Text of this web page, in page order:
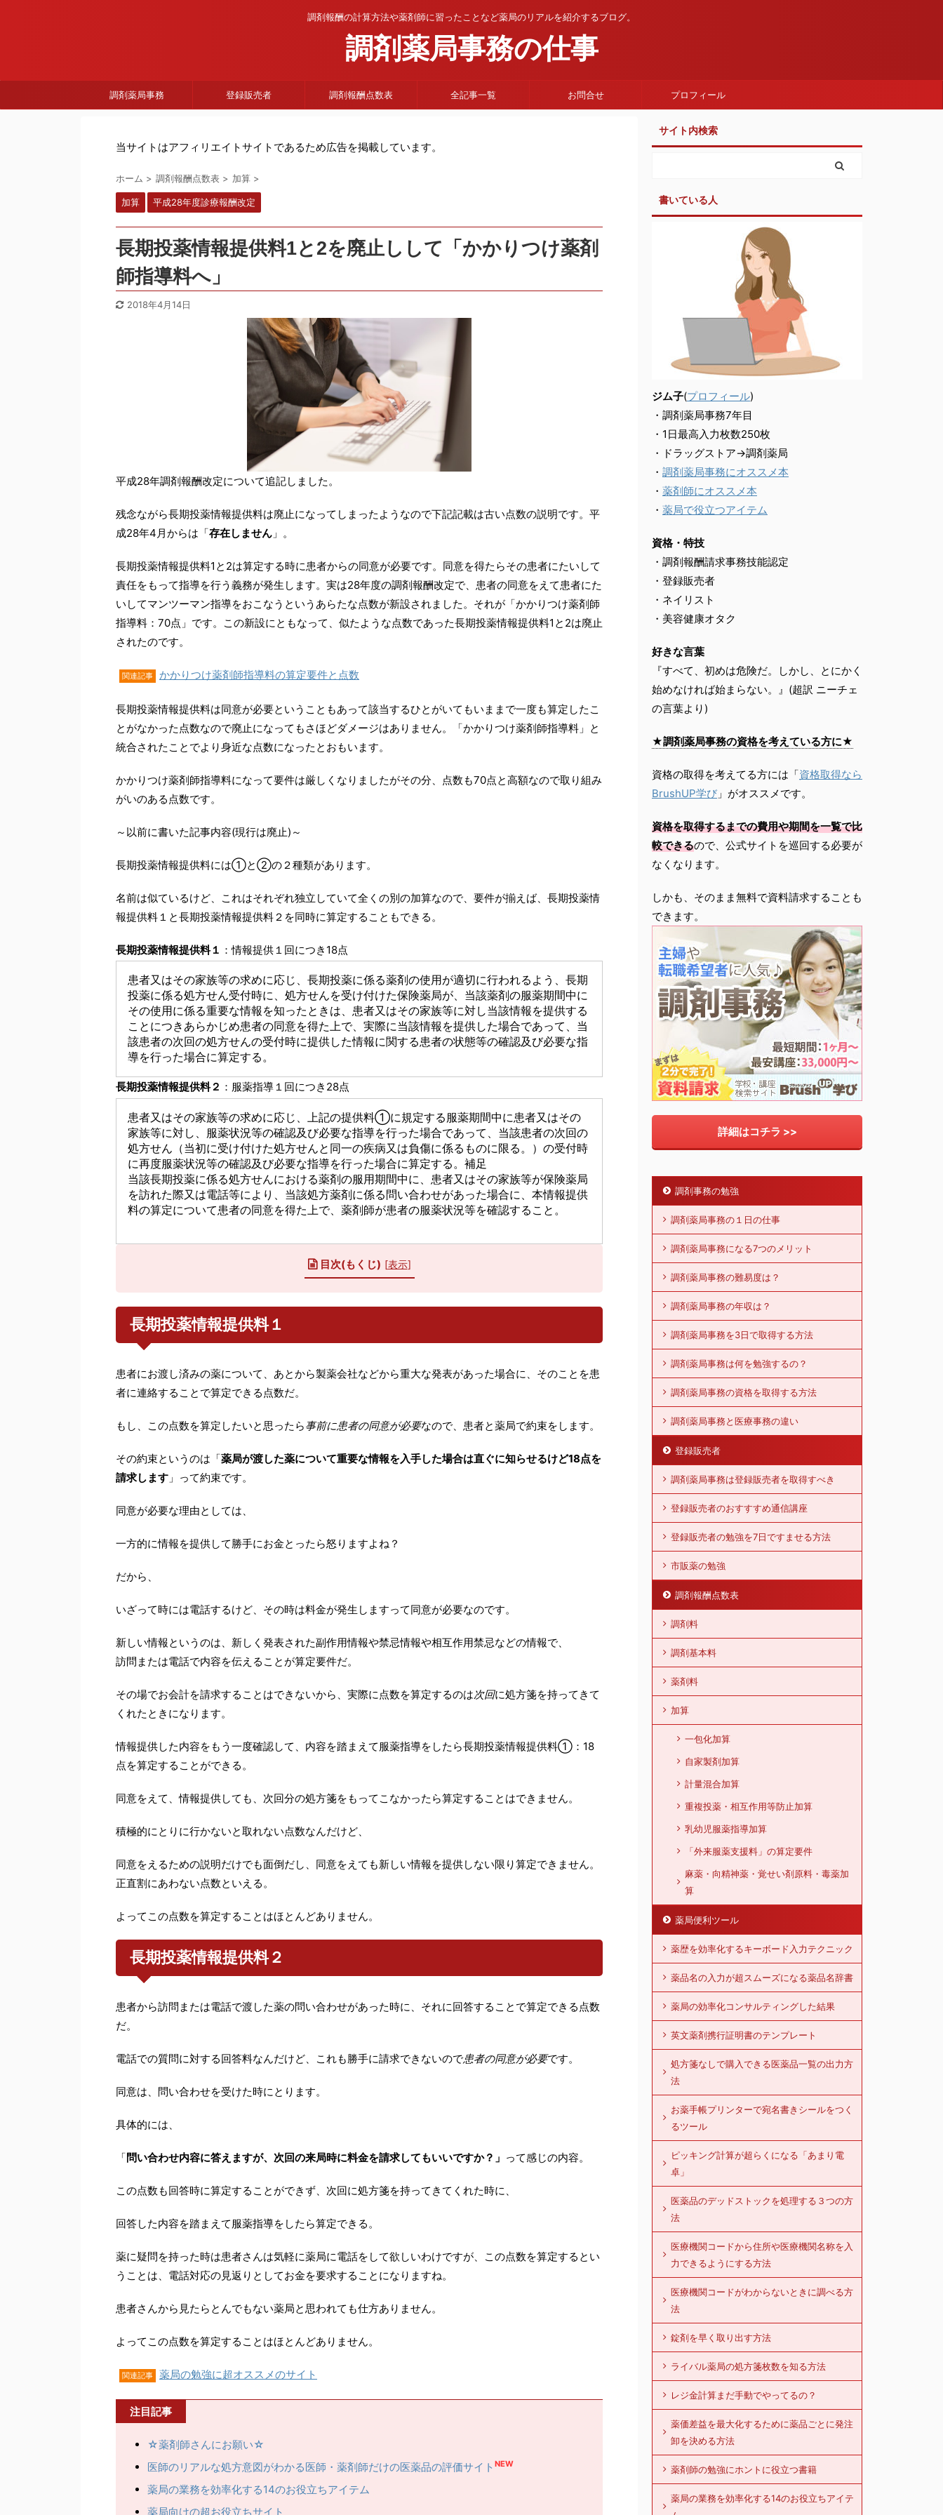
調剤報酬の計算方法や薬剤師に習ったことなど薬局のリアルを紹介するブログ。
調剤薬局事務の仕事
調剤薬局事務 登録販売者 調剤報酬点数表 全記事一覧 お問合せ プロフィール
当サイトはアフィリエイトサイトであるため広告を掲載しています。
ホーム > 調剤報酬点数表 > 加算 >
加算 平成28年度診療報酬改定
長期投薬情報提供料1と2を廃止しして「かかりつけ薬剤
師指導料へ」
2018年4月14日
平成28年調剤報酬改定について追記しました。
残念ながら長期投薬情報提供料は廃止になってしまったようなので下記記載は古い点数の説明です。平
成28年4月からは「存在しません 」。
長期投薬情報提供料1と2は算定する時に患者からの同意が必要です。同意を得たらその患者にたいして
責任をもって指導を行う義務が発生します。実は28年度の調剤報酬改定で、患者の同意をえて患者にた
いしてマンツーマン指導をおこなうというあらたな点数が新設されました。それが「かかりつけ薬剤師
指導料：70点」です。この新設にともなって、似たような点数であった長期投薬情報提供料1と2は廃止
されたのです。
関連記事 かかりつけ薬剤師指導料の算定要件と点数
長期投薬情報提供料は同意が必要ということもあって該当するひとがいてもいままで一度も算定したこ
とがなかった点数なので廃止になってもさほどダメージはありません。「かかりつけ薬剤師指導料」と
統合されたことでより身近な点数になったとおもいます。
かかりつけ薬剤師指導料になって要件は厳しくなりましたがその分、点数も70点と高額なので取り組み
がいのある点数です。
～以前に書いた記事内容(現行は廃止)～
長期投薬情報提供料には①と②の２種類があります。
名前は似ているけど、これはそれぞれ独立していて全くの別の加算なので、要件が揃えば、長期投薬情
報提供料１と長期投薬情報提供料２を同時に算定することもできる。
長期投薬情報提供料１ ：情報提供１回につき18点
患者又はその家族等の求めに応じ、長期投薬に係る薬剤の使用が適切に行われるよう、長期
投薬に係る処方せん受付時に、処方せんを受け付けた保険薬局が、当該薬剤の服薬期間中に
その使用に係る重要な情報を知ったときは、患者又はその家族等に対し当該情報を提供する
ことにつきあらかじめ患者の同意を得た上で、実際に当該情報を提供した場合であって、当
該患者の次回の処方せんの受付時に提供した情報に関する患者の状態等の確認及び必要な指
導を行った場合に算定する。
長期投薬情報提供料２ ：服薬指導１回につき28点
患者又はその家族等の求めに応じ、上記の提供料①に規定する服薬期間中に患者又はその
家族等に対し、服薬状況等の確認及び必要な指導を行った場合であって、当該患者の次回の
処方せん（当初に受け付けた処方せんと同一の疾病又は負傷に係るものに限る。）の受付時
に再度服薬状況等の確認及び必要な指導を行った場合に算定する。補足
当該長期投薬に係る処方せんにおける薬剤の服用期間中に、患者又はその家族等が保険薬局
を訪れた際又は電話等により、当該処方薬剤に係る問い合わせがあった場合に、本情報提供
料の算定について患者の同意を得た上で、薬剤師が患者の服薬状況等を確認すること。
目次(もくじ) [表示]
長期投薬情報提供料１
患者にお渡し済みの薬について、あとから製薬会社などから重大な発表があった場合に、そのことを患
者に連絡することで算定できる点数だ。
もし、この点数を算定したいと思ったら事前に患者の同意が必要なので、患者と薬局で約束をします。
その約束というのは「薬局が渡した薬について重要な情報を入手した場合は直ぐに知らせるけど18点を
請求します 」って約束です。
同意が必要な理由としては、
一方的に情報を提供して勝手にお金とったら怒りますよね？
だから、
いざって時には電話するけど、その時は料金が発生しますって同意が必要なのです。
新しい情報というのは、新しく発表された副作用情報や禁忌情報や相互作用禁忌などの情報で、
訪問または電話で内容を伝えることが算定要件だ。
その場でお会計を請求することはできないから、実際に点数を算定するのは次回に処方箋を持ってきて
くれたときになります。
情報提供した内容をもう一度確認して、内容を踏まえて服薬指導をしたら長期投薬情報提供料①：18
点を算定することができる。
同意をえて、情報提供しても、次回分の処方箋をもってこなかったら算定することはできません。
積極的にとりに行かないと取れない点数なんだけど、
同意をえるための説明だけでも面倒だし、同意をえても新しい情報を提供しない限り算定できません。
正直割にあわない点数といえる。
よってこの点数を算定することはほとんどありません。
長期投薬情報提供料２
患者から訪問または電話で渡した薬の問い合わせがあった時に、それに回答することで算定できる点数
だ。
電話での質問に対する回答料なんだけど、これも勝手に請求できないので患者の同意が必要です。
同意は、問い合わせを受けた時にとります。
具体的には、
「問い合わせ内容に答えますが、次回の来局時に料金を請求してもいいですか？」 って感じの内容。
この点数も回答時に算定することができず、次回に処方箋を持ってきてくれた時に、
回答した内容を踏まえて服薬指導をしたら算定できる。
薬に疑問を持った時は患者さんは気軽に薬局に電話をして欲しいわけですが、この点数を算定するとい
うことは、電話対応の見返りとしてお金を要求することになりますね。
患者さんから見たらとんでもない薬局と思われても仕方ありません。
よってこの点数を算定することはほとんどありません。
関連記事 薬局の勉強に超オススメのサイト
注目記事
☆薬剤師さんにお願い☆
医師のリアルな処方意図がわかる医師・薬剤師だけの医薬品の評価サイト NEW
薬局の業務を効率化する14のお役立ちアイテム
薬局向けの超お役立ちサイト
サイト内検索
書いている人
ジム子(プロフィール)
・調剤薬局事務7年目
・1日最高入力枚数250枚
・ドラッグストア→調剤薬局
・ 調剤薬局事務にオススメ本
・ 薬剤師にオススメ本
・ 薬局で役立つアイテム
資格・特技
・調剤報酬請求事務技能認定
・登録販売者
・ネイリスト
・美容健康オタク
好きな言葉
『すべて、初めは危険だ。しかし、とにかく
始めなければ始まらない。』(超訳 ニーチェ
の言葉より)
★調剤薬局事務の資格を考えている方に★
資格の取得を考えてる方には「資格取得なら
BrushUP学び 」がオススメです。
資格を取得するまでの費用や期間を一覧で比
較できるので、公式サイトを巡回する必要が
なくなります。
しかも、そのまま無料で資料請求することも
できます。
詳細はコチラ >>
調剤事務の勉強
調剤薬局事務の１日の仕事
調剤薬局事務になる7つのメリット
調剤薬局事務の難易度は？
調剤薬局事務の年収は？
調剤薬局事務を3日で取得する方法
調剤薬局事務は何を勉強するの？
調剤薬局事務の資格を取得する方法
調剤薬局事務と医療事務の違い
登録販売者
調剤薬局事務は登録販売者を取得すべき
登録販売者のおすすすめ通信講座
登録販売者の勉強を7日ですませる方法
市販薬の勉強
調剤報酬点数表
調剤料
調剤基本料
薬剤料
加算
一包化加算
自家製剤加算
計量混合加算
重複投薬・相互作用等防止加算
乳幼児服薬指導加算
「外来服薬支援料」の算定要件
麻薬・向精神薬・覚せい剤原料・毒薬加
算
薬局便利ツール
薬歴を効率化するキーボード入力テクニック
薬品名の入力が超スムーズになる薬品名辞書
薬局の効率化コンサルティングした結果
英文薬剤携行証明書のテンプレート
処方箋なしで購入できる医薬品一覧の出力方
法
お薬手帳プリンターで宛名書きシールをつく
るツール
ピッキング計算が超らくになる「あまり電
卓」
医薬品のデッドストックを処理する３つの方
法
医療機関コードから住所や医療機関名称を入
力できるようにする方法
医療機関コードがわからないときに調べる方
法
錠剤を早く取り出す方法
ライバル薬局の処方箋枚数を知る方法
レジ金計算まだ手動でやってるの？
薬価差益を最大化するために薬品ごとに発注
卸を決める方法
薬剤師の勉強にホントに役立つ書籍
薬局の業務を効率化する14のお役立ちアイテ